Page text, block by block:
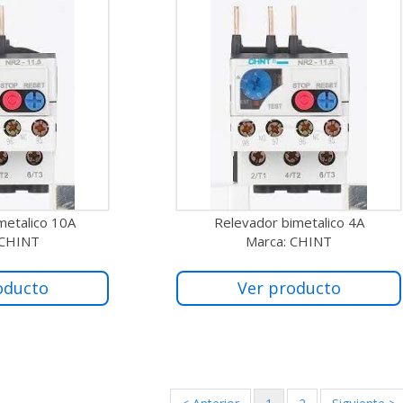
10A
Relevador bimetalico 4A
Marca: CHINT
Ver producto